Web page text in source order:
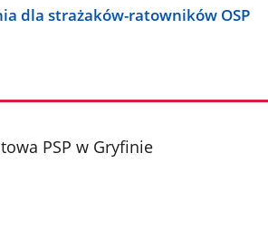
dla strażaków-ratowników OSP
PSP w Gryfinie